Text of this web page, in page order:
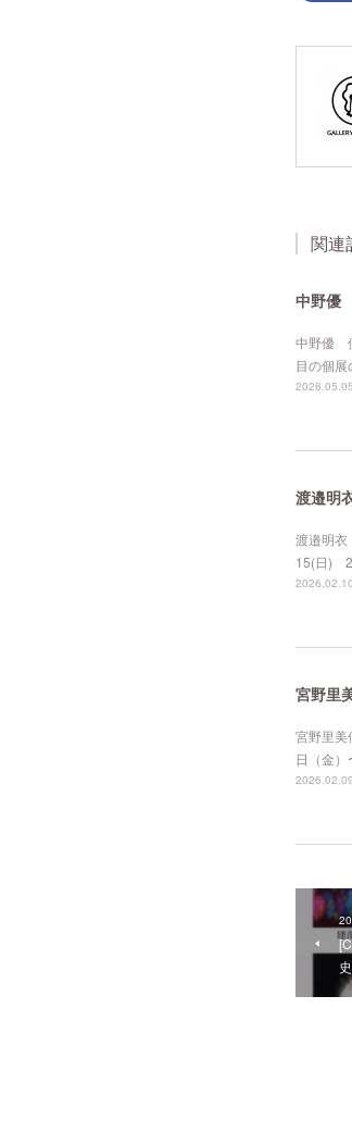
関連
中野優
中野優
目の個
渡邉明
渡邉明
15(日)
宮野里
宮野里
日（金
史